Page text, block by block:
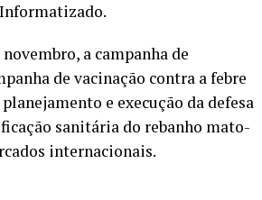
a campanha de
de vacinação contra a febre
e execução da defesa
sanitária do rebanho mato-
internacionais.